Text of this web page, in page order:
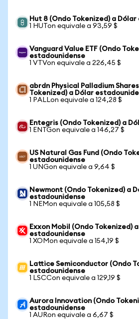
Hut 8 (Ondo Tokenized) a
1 HUTon equivale a 93,59 $
Vanguard Value ETF (Ondo
estadounidense
1 VTVon equivale a 226,45 $
abrdn Physical Palladium
Tokenized) a Dólar
1 PALLon equivale a 124,28 $
Entegris (Ondo Tokenized) a
1 ENTGon equivale a 146,27 $
US Natural Gas Fund (Ondo
estadounidense
1 UNGon equivale a 9,64 $
Newmont (Ondo Tokenized) a
estadounidense
1 NEMon equivale a 105,58 $
Exxon Mobil (Ondo Tokenized)
estadounidense
1 XOMon equivale a 154,19 $
Lattice Semiconductor (Ondo
estadounidense
1 LSCCon equivale a 129,19 $
Aurora Innovation (Ondo
estadounidense
1 AURon equivale a 6,67 $